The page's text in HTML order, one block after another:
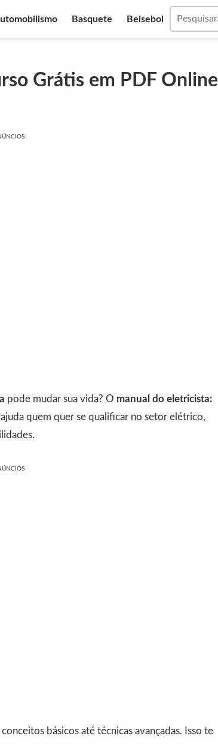
Basquete Beisebol
Grátis em PDF Online
pode mudar sua vida? O manual do eletricista:
quem quer se qualificar no setor elétrico,
básicos até técnicas avançadas. Isso te